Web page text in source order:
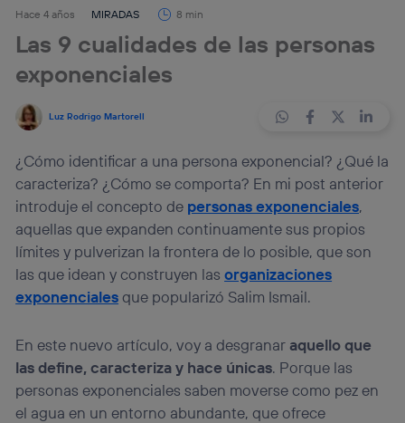
Hace 4 años MIRADAS 8 min
Las 9 cualidades de las personas
exponenciales
Luz Rodrigo Martorell
¿Cómo identificar a una persona exponencial? ¿Qué la
caracteriza? ¿Cómo se comporta? En mi post anterior
introduje el concepto de personas exponenciales,
aquellas que expanden continuamente sus propios
límites y pulverizan la frontera de lo posible, que son
las que idean y construyen lasorganizaciones
exponencialesque popularizó Salim Ismail.
En este nuevo artículo, voy a desgranar aquello que
las define, caracteriza y hace únicas. Porque las
personas exponenciales saben moverse como pez en
el agua en un entorno abundante, que ofrece